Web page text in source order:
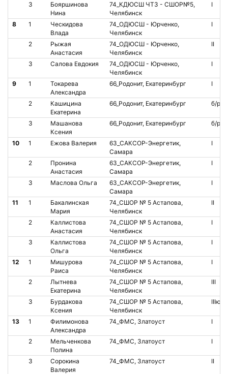
3
Бояршинова
Нина
74_КДЮСШ ЧТЗ - СШОР№5,
Челябинск
I
8 1
Ческидова
Влада
74_ОДЮСШ - Юрченко,
Челябинск
I
2
Рыжая
Анастасия
74_ОДЮСШ - Юрченко,
Челябинск
II
3 Салова Евдокия
74_ОДЮСШ - Юрченко,
Челябинск
I
9 1
Токарева
Александра
66_Родонит, Екатеринбург I
2
Кашицина
Екатерина
66_Родонит, Екатеринбург б/р
3
Машанова
Ксения
66_Родонит, Екатеринбург б/р
10 1 Ежова Валерия
63_САКСОР-Энергетик,
Самара
I
2
Пронина
Анастасия
63_САКСОР-Энергетик,
Самара
I
3 Маслова Ольга
63_САКСОР-Энергетик,
Самара
I
11 1
Бакалинская
Мария
74_СШОР № 5 Астапова,
Челябинск
II
2
Каллистова
Анастасия
74_СШОР № 5 Астапова,
Челябинск
I
3
Каллистова
Ольга
74_СШОР № 5 Астапова,
Челябинск
I
12 1
Мишурова
Раиса
74_СШОР № 5 Астапова,
Челябинск
I
2
Лытнева
Екатерина
74_СШОР № 5 Астапова,
Челябинск
III
3
Бурдакова
Ксения
74_СШОР № 5 Астапова,
Челябинск
IIIю
13 1
Филимонова
Александра
74_ФМС, Златоуст I
2
Мельченкова
Полина
74_ФМС, Златоуст I
3
Сорокина
Валерия
74_ФМС, Златоуст II